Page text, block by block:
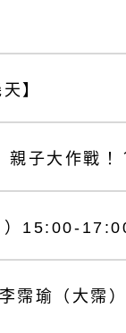
】
子大作戰！
）15:00-
霈瑜（大霈